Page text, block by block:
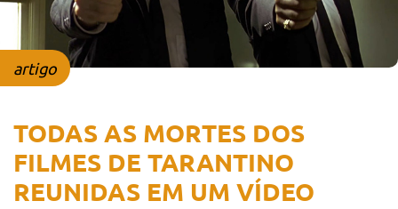
artigo
TODAS AS MORTES DOS
FILMES DE TARANTINO
REUNIDAS EM UM VÍDEO